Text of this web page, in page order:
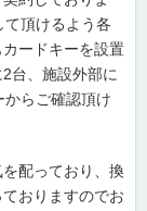
頂けるよう各
ードキーを設置
台、施設外部に
らご確認頂け
配っており、換
おりますのでお